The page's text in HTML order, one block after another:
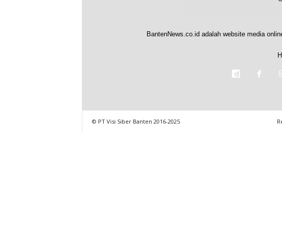
BantenNews.co.id adalah website media
© PT Visi Siber Banten 2016-2025